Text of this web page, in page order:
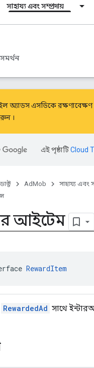
সাহায্য এবং সম্প্রদায়
সমর্থন
অ্যাডস এসডিকে
।
এই পৃষ্ঠাটিCloud
AdMob সাহায্য এবং
আইটেম
RewardItem
RewardedAd সাথে